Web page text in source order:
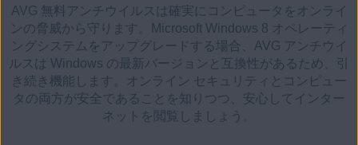
AVG 無料アンチウイルスは確実にコンピュータをオンライ
ンの脅威から守ります。Microsoft Windows 8 オペレーティ
ングシステムをアップグレードする場合、AVG アンチウイ
ルスは Windows の最新バージョンと互換性があるため、引
き続き機能します。オンライン セキュリティとコンピュー
タの両方が安全であることを知りつつ、安心してインター
ネットを閲覧しましょう。